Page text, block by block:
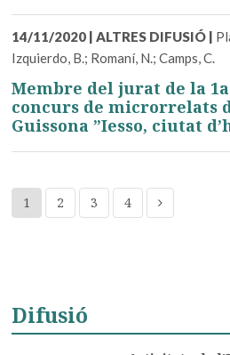
14/11/2020 |ALTRES DIFUSIÓ |
Izquierdo, B.; Romaní, N.; Camps, C.
Membre del jurat de la
concurs de microrrelats
Guissona ”Iesso, ciutat
1 2 3 4
Difusió